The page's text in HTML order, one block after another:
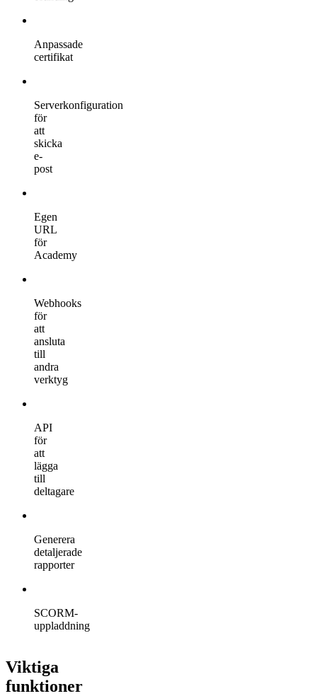
Anpassade
certifikat
Serverkonfiguration
för
att
skicka
e-
post
Egen
URL
för
Academy
Webhooks
för
att
ansluta
till
andra
verktyg
API
för
att
lägga
till
deltagare
Generera
detaljerade
rapporter
SCORM-
uppladdning
Viktiga
funktioner